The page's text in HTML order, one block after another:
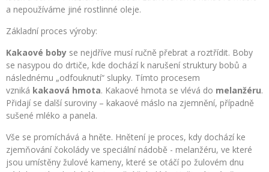
a nepoužíváme jiné rostlinné oleje.
Základní proces výroby:
Kakaové boby se nejdříve musí ručně přebrat a roztřídit. Boby
se nasypou do drtiče, kde dochází k narušení struktury bobů a
následnému „odfouknutí“ slupky. Tímto procesem
vzniká kakaová hmota. Kakaové hmota se vlévá do melanžéru.
Přidají se další suroviny – kakaové máslo na zjemnění, případně
sušené mléko a panela.
Vše se promíchává a hněte. Hnětení je proces, kdy dochází ke
zjemňování čokolády ve speciální nádobě - melanžéru, ve které
jsou umístěny žulové kameny, které se otáčí po žulovém dnu